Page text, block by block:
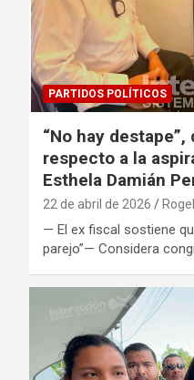
PARTIDOS POLÍTICOS
“No hay
respecto a la
Esthela Damián
22 de abril de 2026
— El ex fiscal sostiene
parejo”— Considera